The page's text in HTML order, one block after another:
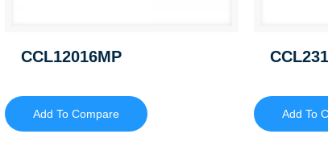
CCL12016MP
Add To Compare Add To